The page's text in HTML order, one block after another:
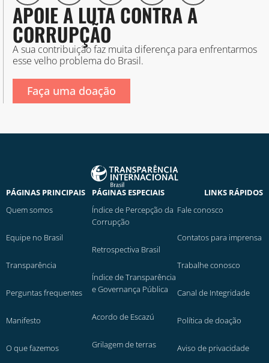
APOIE A LUTA CONTRA A
CORRUPÇÃO
A sua contribuição faz muita diferença para enfrentarmos
esse velho problema do Brasil.
Faça uma doação
PÁGINAS PRINCIPAIS
Quem somos
Equipe no Brasil
Transparência
Perguntas frequentes
Manifesto
O que fazemos
PÁGINAS ESPECIAIS
Índice de Percepção da
Corrupção
Retrospectiva Brasil
Índice de Transparência
e Governança Pública
Acordo de Escazú
Grilagem de terras
LINKS RÁPIDOS
Fale conosco
Contatos para imprensa
Trabalhe conosco
Canal de Integridade
Política de doação
Aviso de privacidade